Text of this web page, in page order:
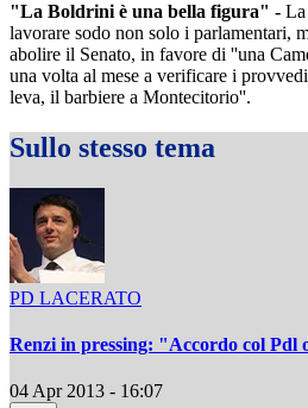
"La Boldrini è una bella figura" - La
lavorare sodo non solo i parlamentari,
abolire il Senato, in favore di ''una
una volta al mese a verificare i
leva, il barbiere a Montecitorio''.
Sullo stesso tema
PD LACERATO
Renzi in pressing: "Accordo col Pdl
04 Apr 2013 - 16:07